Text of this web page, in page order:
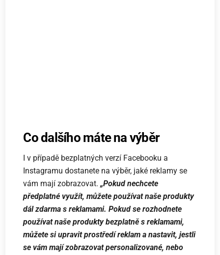
Co dalšího máte na výběr
I v případě bezplatných verzí Facebooku a
Instagramu dostanete na výběr, jaké reklamy se
vám mají zobrazovat.„Pokud nechcete
předplatné využít, můžete používat naše produkty
dál zdarma s reklamami. Pokud se rozhodnete
používat naše produkty bezplatně s reklamami,
můžete si upravit prostředí reklam a nastavit, jestli
se vám mají zobrazovat personalizované, nebo